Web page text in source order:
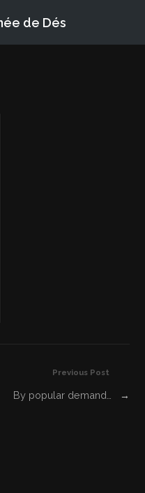
de Dés
Previous Post
By popular demand… →